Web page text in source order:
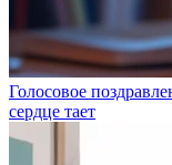
Голосовое
сердце тает